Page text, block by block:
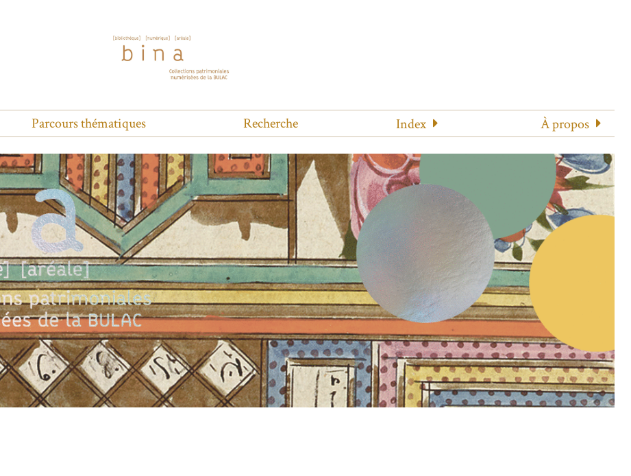
Parcours thématiques Recherche Index À propos